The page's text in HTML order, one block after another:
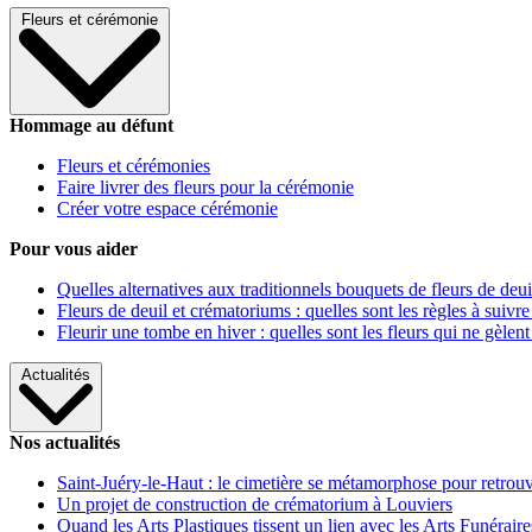
Fleurs et cérémonie
Hommage au défunt
Fleurs et cérémonies
Faire livrer des fleurs pour la cérémonie
Créer votre espace cérémonie
Pour vous aider
Quelles alternatives aux traditionnels bouquets de fleurs de
Fleurs de deuil et crématoriums : quelles sont les règles à
Fleurir une tombe en hiver : quelles sont les fleurs qui ne gèlent
Actualités
Nos actualités
Saint-Juéry-le-Haut : le cimetière se métamorphose pour
Un projet de construction de crématorium à Louviers
Quand les Arts Plastiques tissent un lien avec les Arts